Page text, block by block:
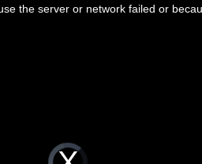
Video
Player
the server or network failed or